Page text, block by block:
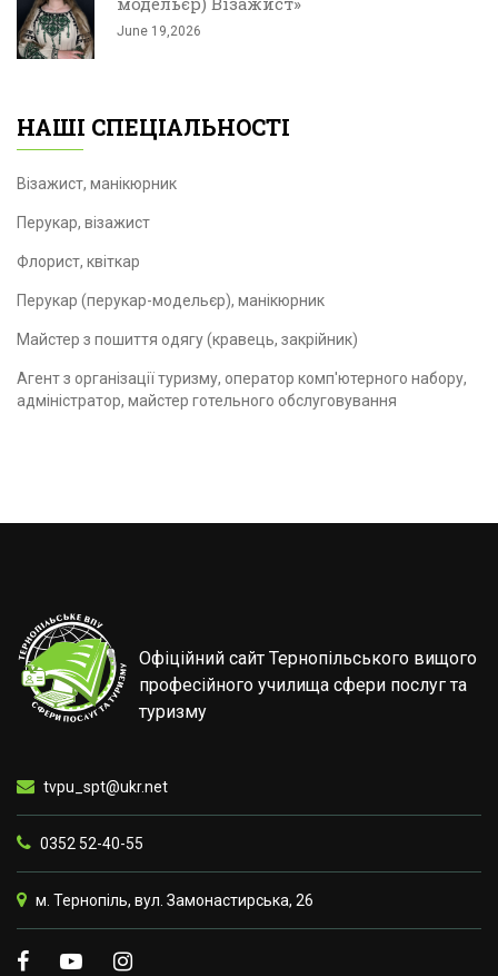
June 19,2026
НАШІ СПЕЦІАЛЬНОСТІ
Візажист, манікюрник
Перукар, візажист
Флорист, квіткар
Перукар (перукар-модельєр), манікюрник
Майстер з пошиття одягу (кравець, закрійник)
Агент з організації туризму, оператор комп'ютерного набору,
адміністратор, майстер готельного обслуговування
Офіційний сайт Тернопільського вищого
професійного училища сфери послуг та
туризму
tvpu_spt@ukr.net
0352 52-40-55
м. Тернопіль, вул. Замонастирська, 26